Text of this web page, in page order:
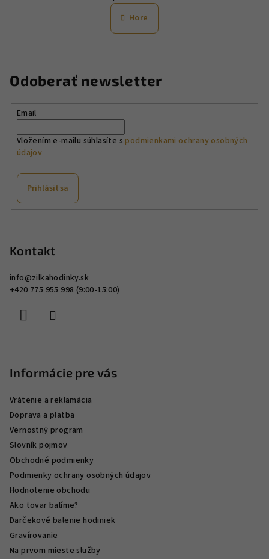
l
á
i
v
p
n
k
o
i
e
Hore
Odoberať newsletter
Email
Vložením e-mailu súhlasíte spodmienkami ochrany osobných
údajov
Prihlásiť sa
Kontakt
info@zilkahodinky.sk
+420 775 955 998 (9:00-15:00)
Informácie pre vás
Vrátenie a reklamácia
Doprava a platba
Vernostný program
Slovník pojmov
Obchodné podmienky
Podmienky ochrany osobných údajov
Hodnotenie obchodu
Ako tovar balíme?
Darčekové balenie hodiniek
Gravírovanie
Na prvom mieste služby